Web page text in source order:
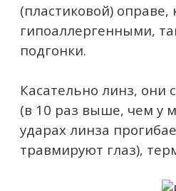
(пластиковой)
гипоаллергенными,
подгонки.
Касательно линз, они
(в 10 раз выше, чем у
ударах линза
травмируют глаз),